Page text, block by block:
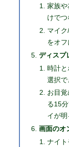
家族
けで
マイ
をオ
ディスプ
時計と
選択で
お目
る15
イが
画面のオ
ナイト